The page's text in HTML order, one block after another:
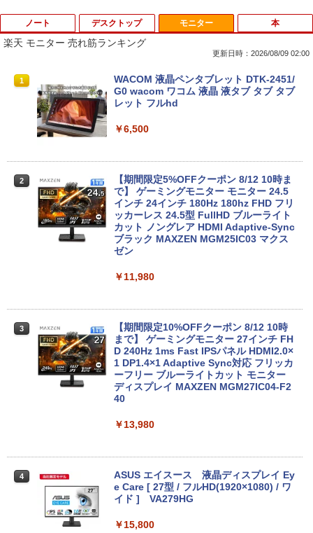
ノート
1
中古ノートパソコン インテル Celeron C
ore i5 Windows11 Pro Office 2024付き
メモリ4GB/8GB/16GB選択可 SSD128G
在宅勤務 学生向け 初期設定不要 店長お
￥11,980
【クーポン使用で25,460円 8/2〜10迄】
軽量 小型 レッツノート SV8 12.1型 第8
世代 Corei5 8365U メモリ16GB M.2 SS
C Webカメラ Windows11 Pro MS offic
￥26,800
MS Office 2024 H&B 搭載｜中古ノート
パソコン Windows11 Office付｜Core i5
第10世代 以降 メモリ 8GB SSD 256GB
トパソコン オフィス付き 中古PC ノート
￥34,800
ノートパソコン 14インチ 新品 Windows
デスクトップ モニター
楽天 モニター 売れ筋ランキング
更新日時：2026/08/09 02:00
1
WACOM 液晶ペンタブレット DTK-2451/
G0 wacom ワコム 液晶 液タブ タブ タブ
レット フルhd
￥6,500
2
【期間限定5%OFFクーポン 8/12 10時ま
で】 ゲーミングモニター モニター 24.5
インチ 24インチ 180Hz 180hz FHD フリ
ッカーレス 24.5型 FullHD ブルーライト
カット ノングレア HDMI Adaptive-Sync
ブラック MAXZEN MGM25IC03 マクス
ゼン
￥11,980
3
【期間限定10%OFFクーポン 8/12 10時
まで】 ゲーミングモニター 27インチ FH
D 240Hz 1ms Fast IPSパネル HDMI2.0×
1 DP1.4×1 Adaptive Sync対応 フリッカ
ーフリー ブルーライトカット モニター
ディスプレイ MAXZEN MGM27IC04-F2
40
￥13,980
4
ASUS エイスース 液晶ディスプレイ Ey
e Care [ 27型 / フルHD(1920×1080) / ワ
イド ] VA279HG
￥15,800
本